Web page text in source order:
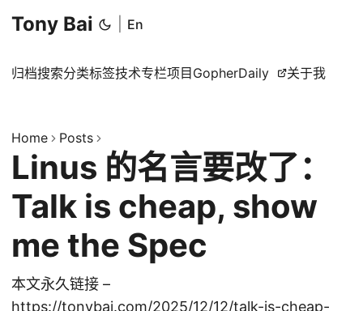
Tony Bai En
归档搜索分类标签技术专栏项目 GopherDaily 关于我
Home Posts
Linus 的名言要改了：
Talk is cheap, show
me the Spec
本文永久链接 –
https://tonybai.com/2025/12/12/talk-is-cheap-